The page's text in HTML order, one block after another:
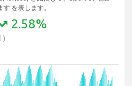
す を表します。
2.58%